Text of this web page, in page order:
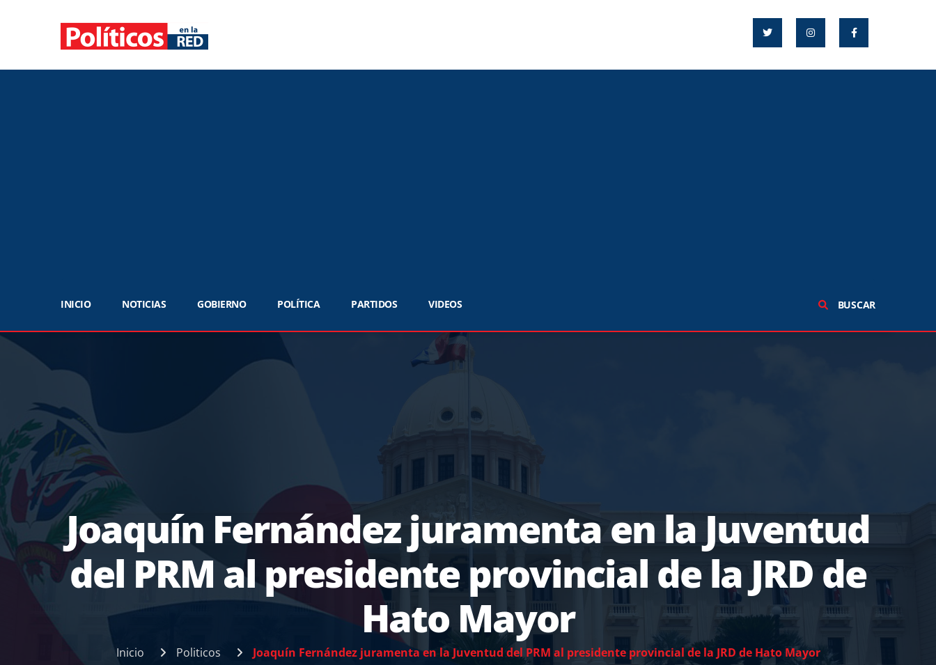
INICIO NOTICIAS GOBIERNO POLÍTICA PARTIDOS VIDEOS BUSCAR
Joaquín Fernández juramenta en la Juventud
del PRM al presidente provincial de la JRD de
Hato Mayor
Inicio Politicos Joaquín Fernández juramenta en la Juventud del PRM al presidente provincial de la JRD de Hato Mayor